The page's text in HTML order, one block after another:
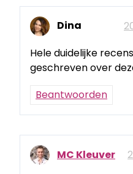
Dina
Hele duidelijke
geschreven over
Beantwoorden
MC Kleuver